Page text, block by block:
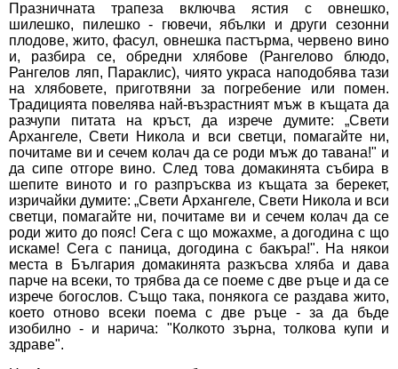
Празничната трапеза включва ястия с овнешко,
шилешко, пилешко - гювечи, ябълки и други сезонни
плодове, жито, фасул, овнешка пастърма, червено вино
и, разбира се, обредни хлябове (Рангелово блюдо,
Рангелов ляп, Параклис), чиято украса наподобява тази
на хлябовете, приготвяни за погребение или помен.
Традицията повелява най-възрастният мъж в къщата да
разчупи питата на кръст, да изрече думите: „Свети
Архангеле, Свети Никола и вси светци, помагайте ни,
почитаме ви и сечем колач да се роди мъж до тавана!" и
да сипе отгоре вино. След това домакинята събира в
шепите виното и го разпръсква из къщата за берекет,
изричайки думите: „Свети Архангеле, Свети Никола и вси
светци, помагайте ни, почитаме ви и сечем колач да се
роди жито до пояс! Сега с що можахме, а догодина с що
искаме! Сега с паница, догодина с бакъра!". На някои
места в България домакинята разкъсва хляба и дава
парче на всеки, то трябва да се поеме с две ръце и да се
изрече богослов. Също така, понякога се раздава жито,
което отново всеки поема с две ръце - за да бъде
изобилно - и нарича: "Колкото зърна, толкова купи и
здраве".